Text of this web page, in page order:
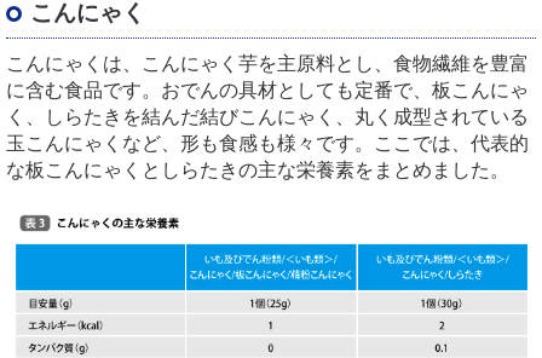
こんにゃく
こんにゃくは、こんにゃく芋を主原料とし、食物繊維を豊富
に含む食品です。おでんの具材としても定番で、板こんにゃ
く、しらたきを結んだ結びこんにゃく、丸く成型されている
玉こんにゃくなど、形も食感も様々です。ここでは、代表的
な板こんにゃくとしらたきの主な栄養素をまとめました。